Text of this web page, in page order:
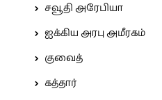
சவூதி அரேபியா
ஐக்கிய அரபு அமீரகம்
குவைத்
கத்தார்